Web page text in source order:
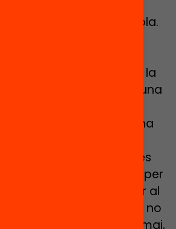
una pèrdua molt més
de sentit de l’escola.
perill: que els nostres
es desconnectin del
que augmenti la
escolar. Perquè una
els interpel·la, que no
les seves vides, és una
En aquest sentit, es
dotar als nostres centres
temps per a l’escolta i per
per a la reflexió i per al
la tornada a les aules no
marge de la vida. Com mai,